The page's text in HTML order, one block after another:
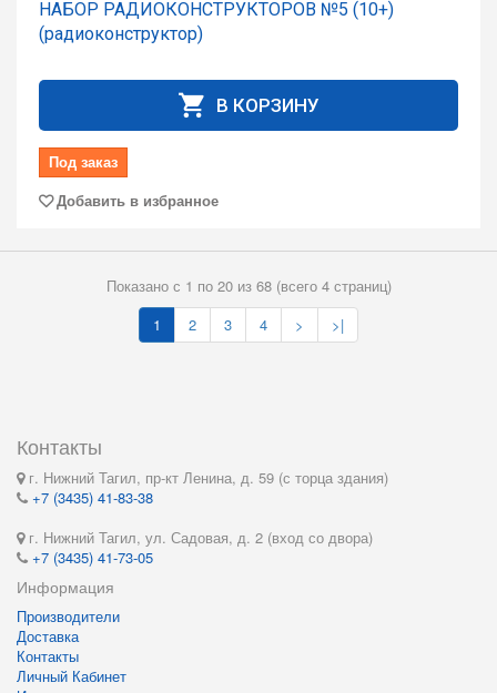
НАБОР РАДИОКОНСТРУКТОРОВ №5 (10+)
(радиоконструктор)
В КОРЗИНУ
Под заказ
Добавить в избранное
Показано с 1 по 20 из 68 (всего 4 страниц)
1
2 3 4 > >|
Контакты
г. Нижний Тагил, пр-кт Ленина, д. 59 (с торца здания)
+7 (3435) 41-83-38
г. Нижний Тагил, ул. Садовая, д. 2 (вход со двора)
+7 (3435) 41-73-05
Информация
Производители
Доставка
Контакты
Личный Кабинет